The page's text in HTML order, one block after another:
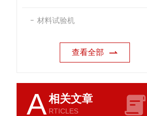
材料试验机
查看全部
A相关文章
RTICLES